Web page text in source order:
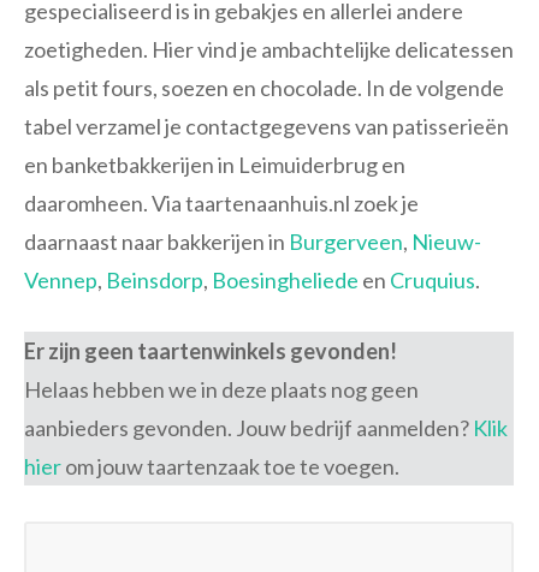
gespecialiseerd is in gebakjes en allerlei andere
zoetigheden. Hier vind je ambachtelijke delicatessen
als petit fours, soezen en chocolade. In de volgende
tabel verzamel je contactgegevens van patisserieën
en banketbakkerijen in Leimuiderbrug en
daaromheen. Via taartenaanhuis.nl zoek je
daarnaast naar bakkerijen in Burgerveen, Nieuw-
Vennep, Beinsdorp, Boesingheliede en Cruquius.
Er zijn geen taartenwinkels gevonden!
Helaas hebben we in deze plaats nog geen
aanbieders gevonden. Jouw bedrijf aanmelden? Klik
hierom jouw taartenzaak toe te voegen.